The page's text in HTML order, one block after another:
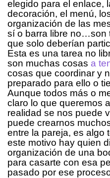
elegido para el enlace,
decoración, el menú,
organización de las
sí o barra libre no…son
que solo deberían
Esta es una tarea no
son muchas cosas a
cosas que coordinar y
preparado para ello o
Aunque todos más o
claro lo que queremos
realidad se nos puede
puede crearnos
entre la pareja, es algo
este motivo hay quien
organización de una
para casarte con esa
pasado por ese